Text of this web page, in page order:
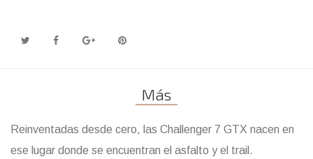
Más
Reinventadas desde cero, las Challenger 7 GTX nacen en
ese lugar donde se encuentran el asfalto y el trail.